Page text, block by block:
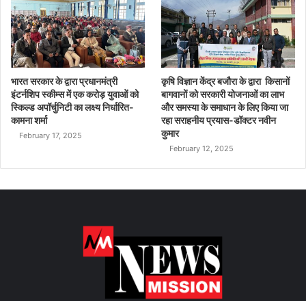
भारत सरकार के द्वारा प्रधानमंत्री
इंटर्नशिप स्कीम्स में एक करोड़ युवाओं को
स्किल्ड अपॉर्चुनिटी का लक्ष्य निर्धारित-
कामना शर्मा
February 17, 2025
कृषि विज्ञान केंद्र बजौरा के द्वारा किसानों
बागवानों को सरकारी योजनाओं का लाभ
और समस्या के समाधान के लिए किया जा
रहा सराहनीय प्रयास-डॉक्टर नवीन
कुमार
February 12, 2025